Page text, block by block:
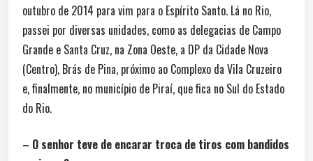
outubro de 2014 para vim para o Espírito Santo. Lá no Rio,
passei por diversas unidades, como as delegacias de Campo
Grande e Santa Cruz, na Zona Oeste, a DP da Cidade Nova
(Centro), Brás de Pina, próximo ao Complexo da Vila Cruzeiro
e, finalmente, no município de Piraí, que fica no Sul do Estado
do Rio.
– O senhor teve de encarar troca de tiros com bandidos